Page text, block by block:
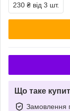
230 ₴ від 3 шт.
Що таке
Замовлення